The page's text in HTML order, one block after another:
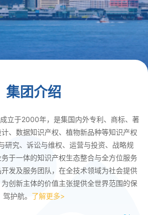
查看更多
集团介绍
立于2000年，是集国内外专利、商标、著
、数据知识产权、植物新品种等知识产权
研究、诉讼与维权、运营与投资、战略规
于一体的知识产权生态整合与全方位服务
发及服务团队，在全技术领域为社会提供
创新主体的价值主张提供全世界范围的保
驾护航。 了解更多>